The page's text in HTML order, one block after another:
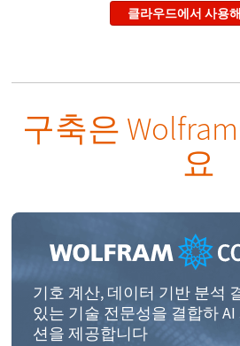
클라우드에서 사용
구축은
요
기호 계산, 데이터 기반 분석
있는 기술 전문성을 결합하
션을 제공합니다